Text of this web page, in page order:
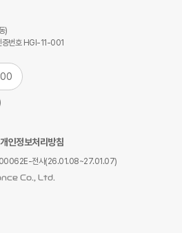
)
증번호 HGI-11-001
개인정보처리방침
전사(26.01.08~27.01.07)
Co., Ltd.